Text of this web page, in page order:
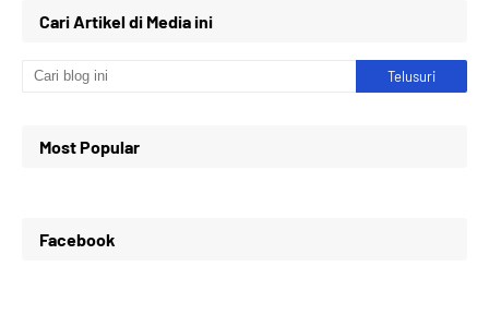
Cari Artikel di Media ini
Most Popular
Facebook